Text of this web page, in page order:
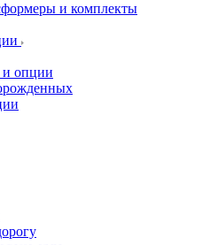
и комплекты
и опции